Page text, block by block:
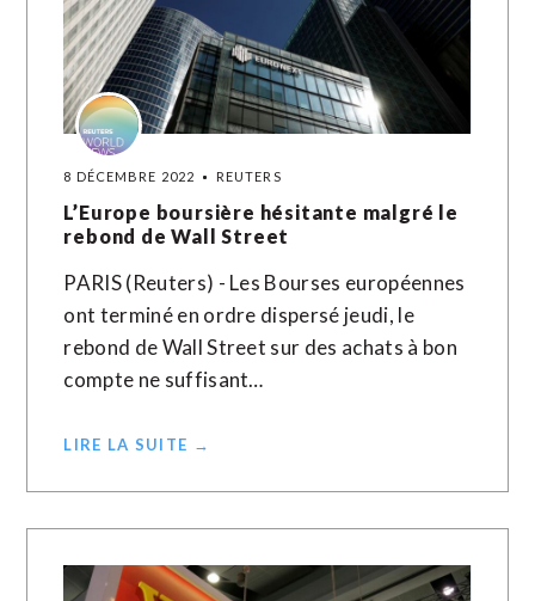
8 DÉCEMBRE 2022 REUTERS
L’Europe boursière hésitante malgré le
rebond de Wall Street
PARIS (Reuters) - Les Bourses européennes
ont terminé en ordre dispersé jeudi, le
rebond de Wall Street sur des achats à bon
compte ne suffisant…
LIRE LA SUITE →